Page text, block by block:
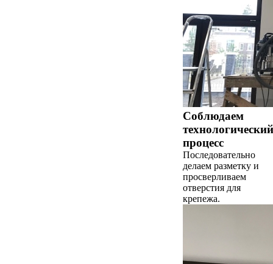
Соблюдаем
технологический
процесс
Последовательно
делаем разметку и
просверливаем
отверстия для
крепежа.